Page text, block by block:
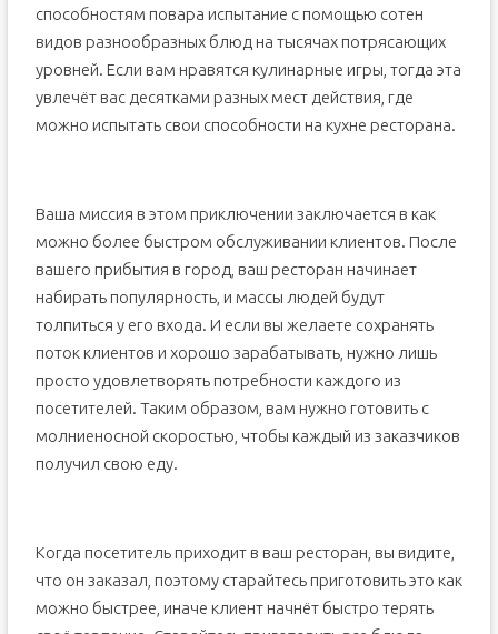
способностям повара испытание с помощью сотен
видов разнообразных блюд на тысячах потрясающих
уровней. Если вам нравятся кулинарные игры, тогда эта
увлечёт вас десятками разных мест действия, где
можно испытать свои способности на кухне ресторана.
Ваша миссия в этом приключении заключается в как
можно более быстром обслуживании клиентов. После
вашего прибытия в город, ваш ресторан начинает
набирать популярность, и массы людей будут
толпиться у его входа. И если вы желаете сохранять
поток клиентов и хорошо зарабатывать, нужно лишь
просто удовлетворять потребности каждого из
посетителей. Таким образом, вам нужно готовить с
молниеносной скоростью, чтобы каждый из заказчиков
получил свою еду.
Когда посетитель приходит в ваш ресторан, вы видите,
что он заказал, поэтому старайтесь приготовить это как
можно быстрее, иначе клиент начнёт быстро терять